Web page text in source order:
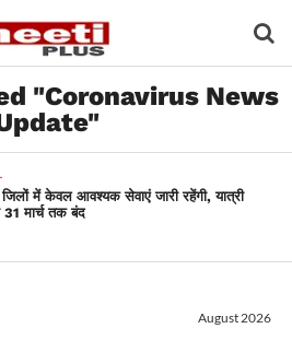
"Coronavirus News
जिलों में केवल आवश्यक सेवाएं जारी रहेंगी, यात्री
31 मार्च तक बंद
August 2026